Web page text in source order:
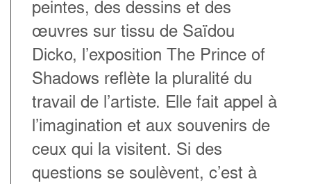
peintes, des dessins et des
œuvres sur tissu de Saïdou
Dicko, l’exposition The Prince of
Shadows reflète la pluralité du
travail de l’artiste. Elle fait appel à
l’imagination et aux souvenirs de
ceux qui la visitent. Si des
questions se soulèvent, c’est à